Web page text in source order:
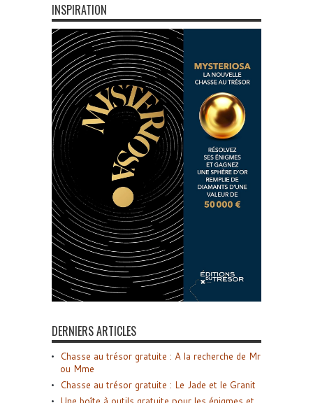
INSPIRATION
DERNIERS ARTICLES
Chasse au trésor gratuite : A la recherche de Mr
ou Mme
Chasse au trésor gratuite : Le Jade et le Granit